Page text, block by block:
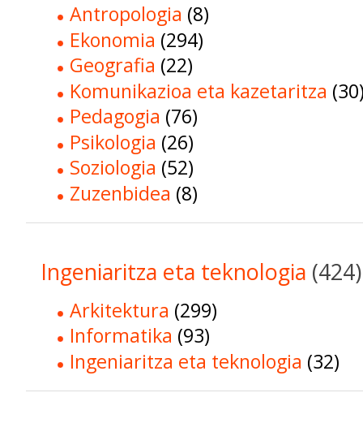
Antropologia (8)
Ekonomia (294)
Geografia (22)
Komunikazioa eta kazetaritza
Pedagogia (76)
Psikologia (26)
Soziologia (52)
Zuzenbidea (8)
Ingeniaritza eta teknologia (424)
Arkitektura (299)
Informatika (93)
Ingeniaritza eta teknologia (32)